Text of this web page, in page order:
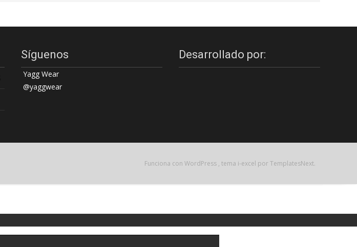
Síguenos
Yagg Wear
@yaggwear
Desarrollado por:
Funciona con WordPress , tema i-excel por TemplatesNext.